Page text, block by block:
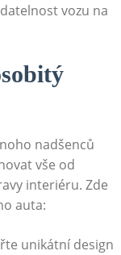
vozu na
nadšenců
vše od
interiéru. Zde
auta:
unikátní design